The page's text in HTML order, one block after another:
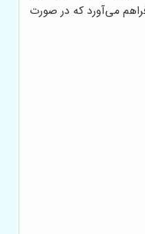
می‌آورد که در صورت